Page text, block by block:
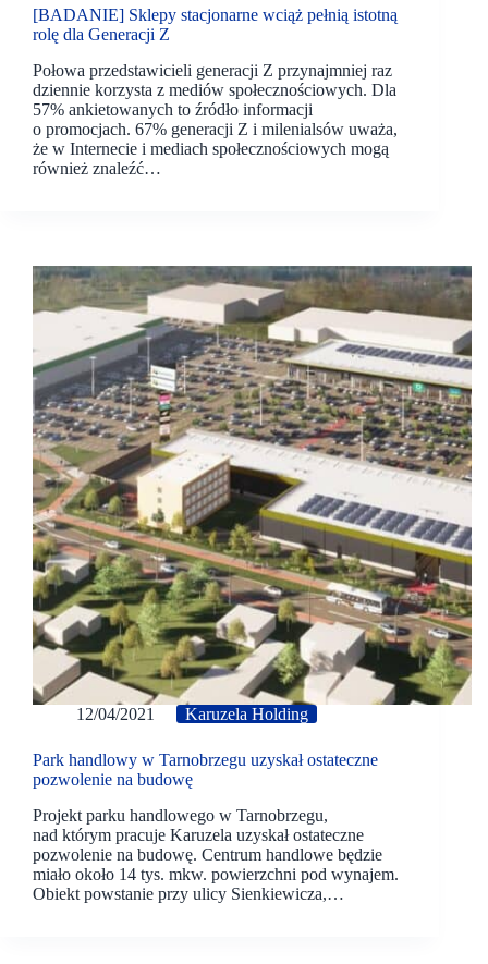
[BADANIE] Sklepy stacjonarne wciąż pełnią istotną
rolę dla Generacji Z
Połowa przedstawicieli generacji Z przynajmniej raz
dziennie korzysta z mediów społecznościowych. Dla
57% ankietowanych to źródło informacji
o promocjach. 67% generacji Z i milenialsów uważa,
że w Internecie i mediach społecznościowych mogą
również znaleźć…
12/04/2021 Karuzela Holding
Park handlowy w Tarnobrzegu uzyskał ostateczne
pozwolenie na budowę
Projekt parku handlowego w Tarnobrzegu,
nad którym pracuje Karuzela uzyskał ostateczne
pozwolenie na budowę. Centrum handlowe będzie
miało około 14 tys. mkw. powierzchni pod wynajem.
Obiekt powstanie przy ulicy Sienkiewicza,…